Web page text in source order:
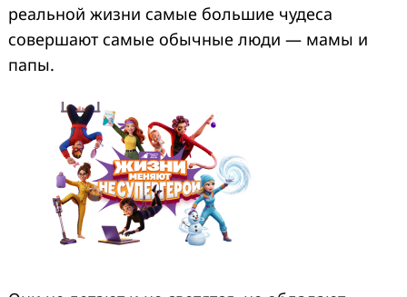
реальной жизни самые большие чудеса
совершают самые обычные люди — мамы и
папы.